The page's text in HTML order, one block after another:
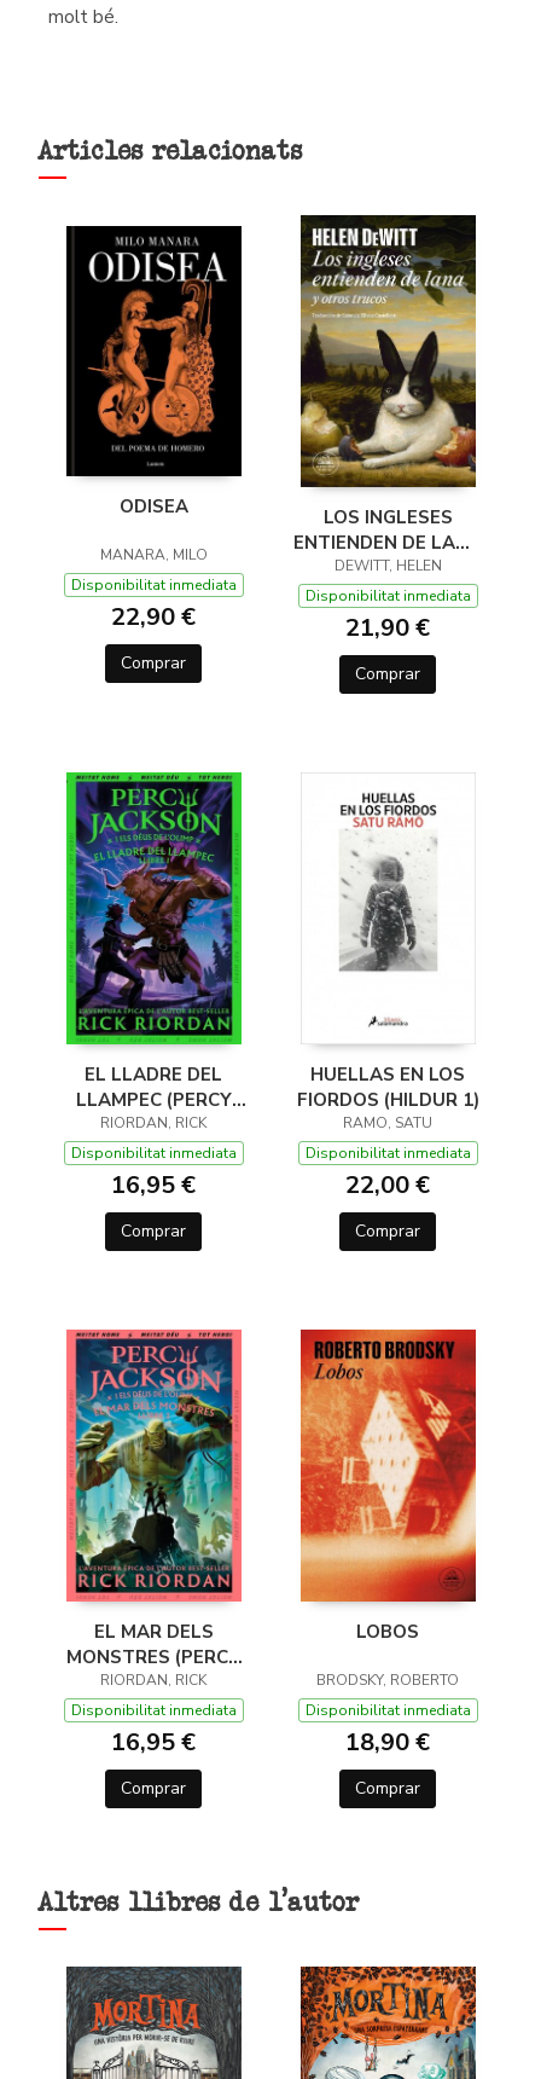
molt bé.
Articles relacionats
ODISEA
MANARA, MILO
Disponibilitat inmediata
22,90 €
Comprar
LOS INGLESES
ENTIENDEN DE LANA
(Y OTROS TRUCOS)
DEWITT, HELEN
Disponibilitat inmediata
21,90 €
Comprar
EL LLADRE DEL
LLAMPEC (PERCY
JACKSON I ELS DÉUS
DE L'OLIMP 1)
RIORDAN, RICK
Disponibilitat inmediata
16,95 €
Comprar
HUELLAS EN LOS
FIORDOS (HILDUR 1)
RAMO, SATU
Disponibilitat inmediata
22,00 €
Comprar
EL MAR DELS
MONSTRES (PERCY
JACKSON I ELS DÉUS
DE L'OLIMP 2)
RIORDAN, RICK
Disponibilitat inmediata
16,95 €
Comprar
LOBOS
BRODSKY, ROBERTO
Disponibilitat inmediata
18,90 €
Comprar
Altres llibres de l'autor